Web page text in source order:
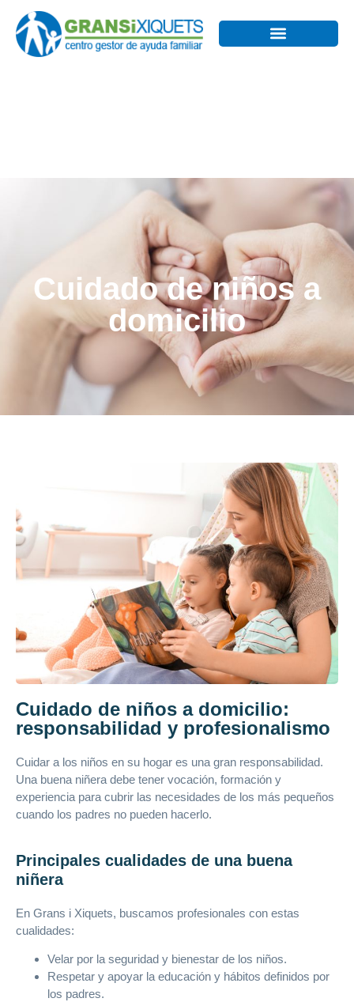
domicilio
Cuidado de niños a
domicilio
Cuidado de niños a domicilio:
responsabilidad y profesionalismo
Cuidar a los niños en su hogar es una gran responsabilidad.
Una buena niñera debe tener vocación, formación y
experiencia para cubrir las necesidades de los más pequeños
cuando los padres no pueden hacerlo.
Principales cualidades de una buena
niñera
En Grans i Xiquets, buscamos profesionales con estas
cualidades:
Velar por la seguridad y bienestar de los niños.
Respetar y apoyar la educación y hábitos definidos por
los padres.